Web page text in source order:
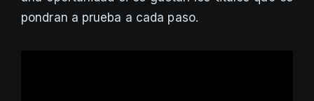
pondran a prueba a cada paso.